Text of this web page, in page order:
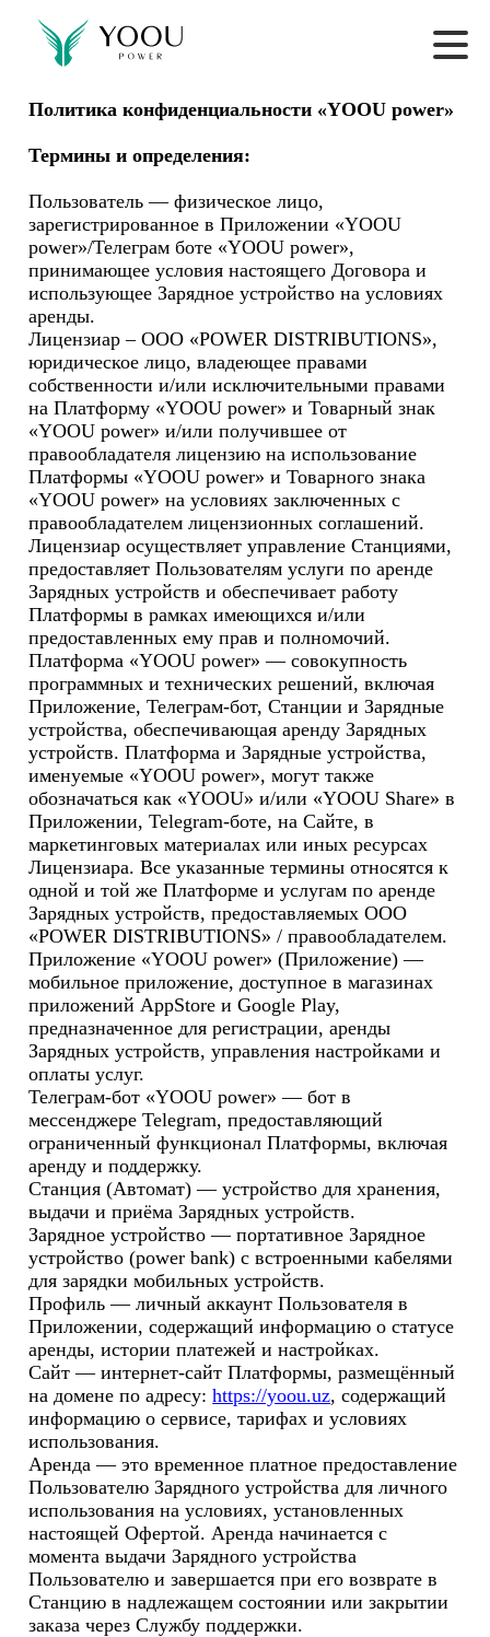
Политика конфиденциальности «YOOU power»
Термины и определения:
Пользователь — физическое лицо,
зарегистрированное в Приложении «YOOU
power»/Телеграм боте «YOOU power»,
принимающее условия настоящего Договора и
использующее Зарядное устройство на условиях
аренды.
Лицензиар – ООО «POWER DISTRIBUTIONS»,
юридическое лицо, владеющее правами
собственности и/или исключительными правами
на Платформу «YOOU power» и Товарный знак
«YOOU power» и/или получившее от
правообладателя лицензию на использование
Платформы «YOOU power» и Товарного знака
«YOOU power» на условиях заключенных с
правообладателем лицензионных соглашений.
Лицензиар осуществляет управление Станциями,
предоставляет Пользователям услуги по аренде
Зарядных устройств и обеспечивает работу
Платформы в рамках имеющихся и/или
предоставленных ему прав и полномочий.
Платформа «YOOU power» — совокупность
программных и технических решений, включая
Приложение, Телеграм-бот, Станции и Зарядные
устройства, обеспечивающая аренду Зарядных
устройств. Платформа и Зарядные устройства,
именуемые «YOOU power», могут также
обозначаться как «YOOU» и/или «YOOU Share» в
Приложении, Telegram-боте, на Сайте, в
маркетинговых материалах или иных ресурсах
Лицензиара. Все указанные термины относятся к
одной и той же Платформе и услугам по аренде
Зарядных устройств, предоставляемых ООО
«POWER DISTRIBUTIONS» / правообладателем.
Приложение «YOOU power» (Приложение) —
мобильное приложение, доступное в магазинах
приложений AppStore и Google Play,
предназначенное для регистрации, аренды
Зарядных устройств, управления настройками и
оплаты услуг.
Телеграм-бот «YOOU power» — бот в
мессенджере Telegram, предоставляющий
ограниченный функционал Платформы, включая
аренду и поддержку.
Станция (Автомат) — устройство для хранения,
выдачи и приёма Зарядных устройств.
Зарядное устройство — портативное Зарядное
устройство (power bank) с встроенными кабелями
для зарядки мобильных устройств.
Профиль — личный аккаунт Пользователя в
Приложении, содержащий информацию о статусе
аренды, истории платежей и настройках.
Сайт — интернет-сайт Платформы, размещённый
на домене по адресу: https://yoou.uz, содержащий
информацию о сервисе, тарифах и условиях
использования.
Аренда — это временное платное предоставление
Пользователю Зарядного устройства для личного
использования на условиях, установленных
настоящей Офертой. Аренда начинается с
момента выдачи Зарядного устройства
Пользователю и завершается при его возврате в
Станцию в надлежащем состоянии или закрытии
заказа через Службу поддержки.